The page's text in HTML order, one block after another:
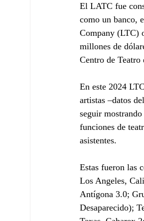
El LATC fue
como un banco,
Company (LTC)
millones de
Centro de Teatro
En este 2024
artistas –datos
seguir
funciones de
asistentes.
Estas fueron las
Los Angeles,
Antígona 3.0;
Desaparecido);